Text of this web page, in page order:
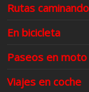
Rutas caminando
En bicicleta
Paseos en moto
Viajes en coche